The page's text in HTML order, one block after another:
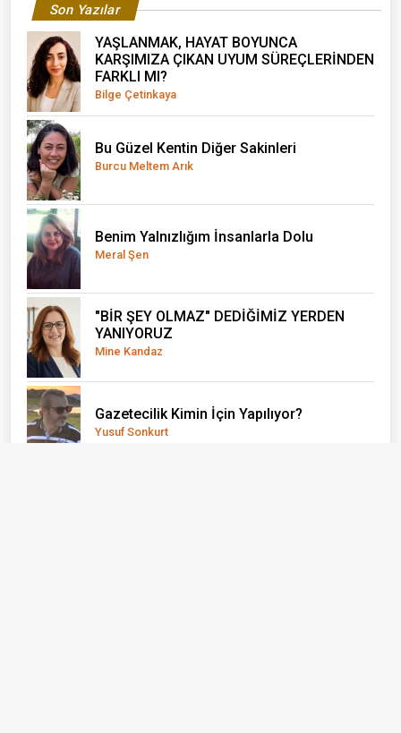
Son Yazılar
YAŞLANMAK, HAYAT BOYUNCA
KARŞIMIZA ÇIKAN UYUM SÜREÇLERİNDEN
FARKLI MI?
Bilge Çetinkaya
Bu Güzel Kentin Diğer Sakinleri
Burcu Meltem Arık
Benim Yalnızlığım İnsanlarla Dolu
Meral Şen
"BİR ŞEY OLMAZ" DEDİĞİMİZ YERDEN
YANIYORUZ
Mine Kandaz
Gazetecilik Kimin İçin Yapılıyor?
Yusuf Sonkurt